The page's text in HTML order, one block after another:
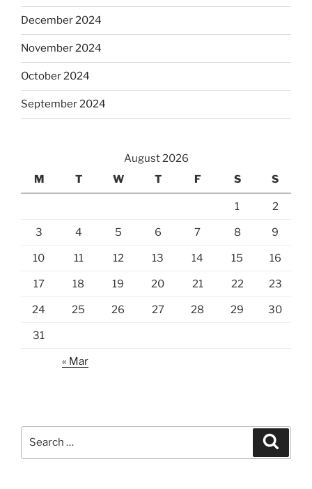
December 2024
November 2024
October 2024
September 2024
August 2026
M
T W T F S S
1 2
3 4 5 6 7 8 9
10 11 12 13 14 15 16
17 18 19 20 21 22 23
24 25 26 27 28 29 30
31
« Mar